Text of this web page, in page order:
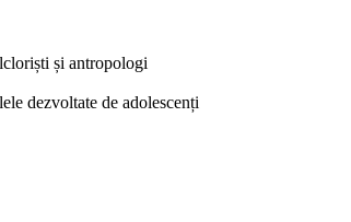
și antropologi
dezvoltate de adolescenți